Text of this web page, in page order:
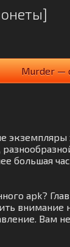
Murder —
большая
apk?
Вам